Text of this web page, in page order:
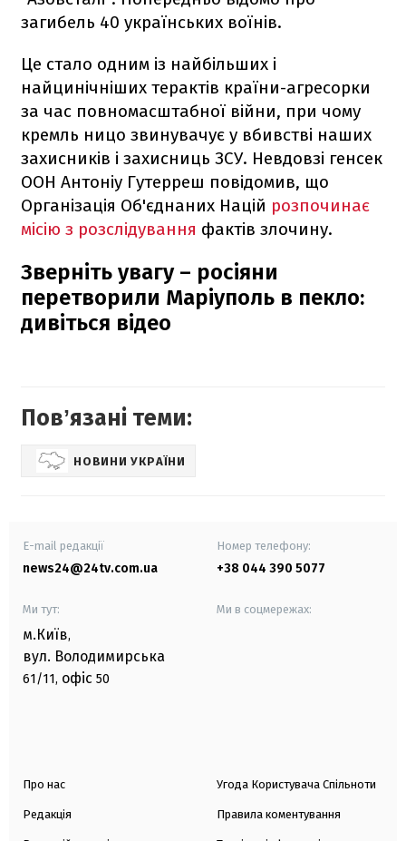
загибель 40 українських воїнів.
Це стало одним із найбільших і
найцинічніших терактів країни-агресорки
за час повномасштабної війни, при чому
кремль ницо звинувачує у вбивстві наших
захисників і захисниць ЗСУ. Невдовзі генсек
ООН Антоніу Гутерреш повідомив, що
Організація Об'єднаних Націй розпочинає
місію з розслідування фактів злочину.
Зверніть увагу – росіяни
перетворили Маріуполь в пекло:
дивіться відео
Повʼязані теми:
НОВИНИ УКРАЇНИ
E-mail редакції
news24@24tv.com.ua
Номер телефону:
+38 044 390 5077
Ми тут:
м.Київ,
вул. Володимирська
61/11, офіс 50
Ми в соцмережах:
Про нас
Редакція
Угода Користувача Спільноти
Правила коментування